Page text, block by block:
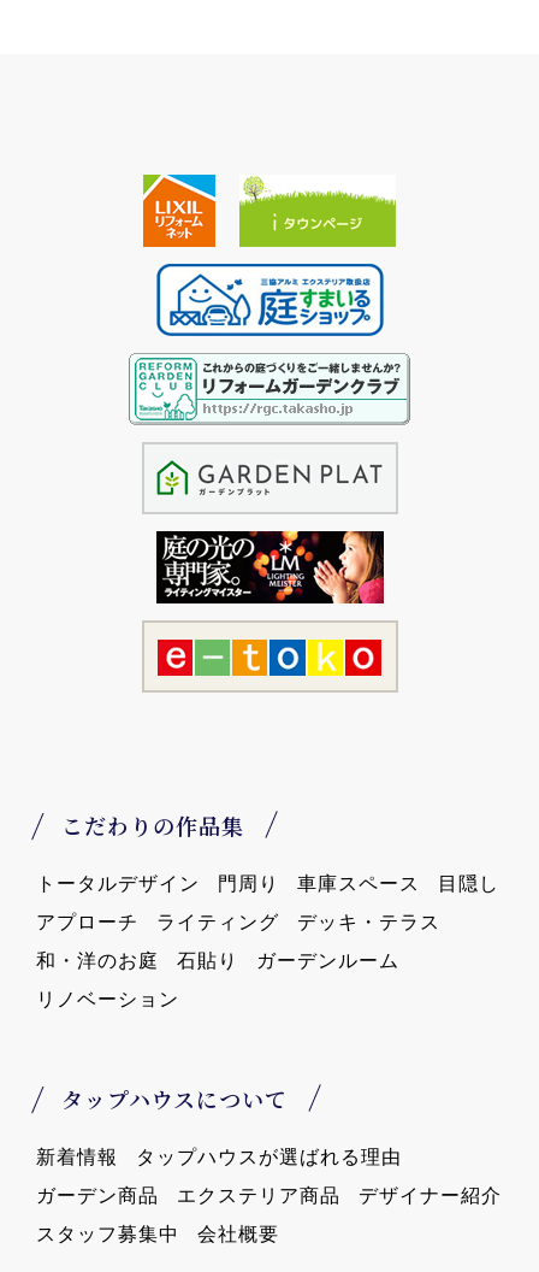
こだわりの作品集
トータルデザイン 門周り 車庫スペース
目隠し
アプローチ
ライティング
デッキ・テラス
和・洋のお庭
石貼り
ガーデンルーム
リノベーション
タップハウスについて
新着情報
タップハウスが選ばれる理由
ガーデン商品
エクステリア商品
デザイナー紹介
スタッフ募集中
会社概要